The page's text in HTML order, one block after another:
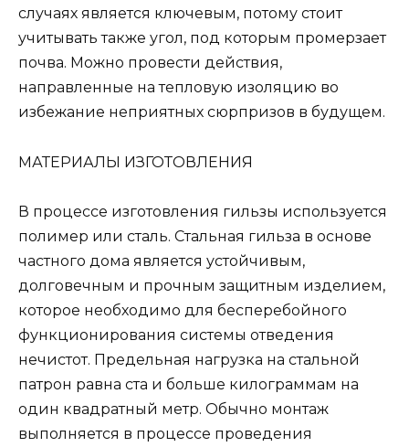
случаях является ключевым, потому стоит
учитывать также угол, под которым промерзает
почва. Можно провести действия,
направленные на тепловую изоляцию во
избежание неприятных сюрпризов в будущем.
МАТЕРИАЛЫ ИЗГОТОВЛЕНИЯ
В процессе изготовления гильзы используется
полимер или сталь. Стальная гильза в основе
частного дома является устойчивым,
долговечным и прочным защитным изделием,
которое необходимо для бесперебойного
функционирования системы отведения
нечистот. Предельная нагрузка на стальной
патрон равна ста и больше килограммам на
один квадратный метр. Обычно монтаж
выполняется в процессе проведения